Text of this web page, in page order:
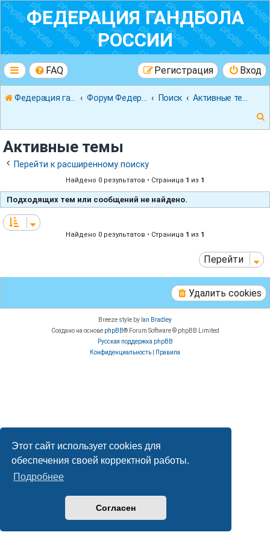
Этот сайт использует cookies для
обеспечения своей корректной работы.
Подробнее
Согласен
ФЕДЕРАЦИЯ ГАНДБОЛА
РОССИИ
FAQ Вход
Регистрация
Федерация гандбола России Поиск
к
Активные темы
Перейти к расширенному поиску
Найдено 0 результатов • Страница 1 из 1
Подходящих тем или сообщений не найдено.
Найдено 0 результатов • Страница 1 из 1
Перейти
Удалить cookies
Breeze style by Ian Bradley
Создано на основе phpBB® Forum Software © phpBB Limited
Русская поддержка phpBB
Конфиденциальность
Правила